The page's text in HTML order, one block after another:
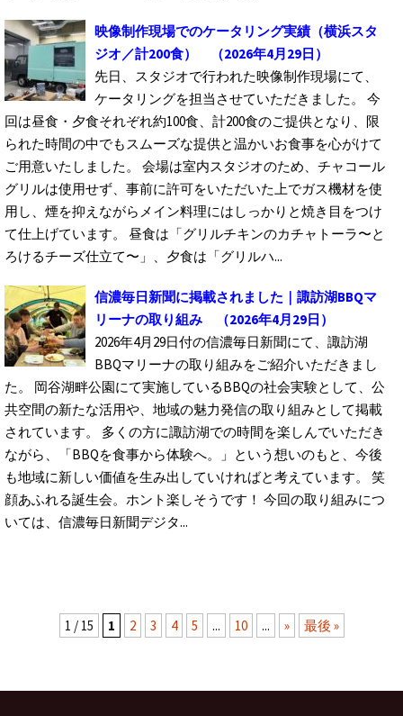
映像制作現場でのケータリング実績（横浜スタ
ジオ／計200食）
（2026年4月29日）
先日、スタジオで行われた映像制作現場にて、
ケータリングを担当させていただきました。 今
回は昼食・夕食それぞれ約100食、計200食のご提供となり、限
られた時間の中でもスムーズな提供と温かいお食事を心がけて
ご用意いたしました。 会場は室内スタジオのため、チャコール
グリルは使用せず、事前に許可をいただいた上でガス機材を使
用し、煙を抑えながらメイン料理にはしっかりと焼き目をつけ
て仕上げています。 昼食は「グリルチキンのカチャトーラ〜と
ろけるチーズ仕立て〜」、夕食は「グリルハ...
信濃毎日新聞に掲載されました｜諏訪湖BBQマ
リーナの取り組み
（2026年4月29日）
2026年4月29日付の信濃毎日新聞にて、諏訪湖
BBQマリーナの取り組みをご紹介いただきまし
た。 岡谷湖畔公園にて実施しているBBQの社会実験として、公
共空間の新たな活用や、地域の魅力発信の取り組みとして掲載
されています。 多くの方に諏訪湖での時間を楽しんでいただき
ながら、「BBQを食事から体験へ。」という想いのもと、今後
も地域に新しい価値を生み出していければと考えています。 笑
顔あふれる誕生会。ホント楽しそうです！ 今回の取り組みにつ
いては、信濃毎日新聞デジタ...
1 / 15 1 2 3 4 5 ... 10 ... » 最後 »